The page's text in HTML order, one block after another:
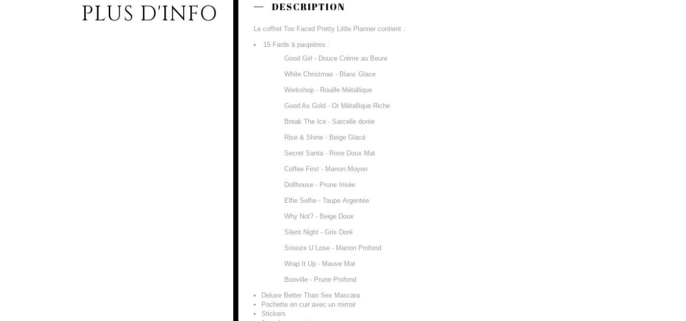
PLUS D'INFO DESCRIPTION
Le coffret Too Faced Pretty Little Planner contient :
15 Fards à paupières :
Good Girl - Douce Crème au Beure
White Christmas - Blanc Glace
Werkshop - Rouille Métallique
Good As Gold - Or Métallique Riche
Break The Ice - Sarcelle dorée
Rise & Shine - Beige Glacé
Secret Santa - Rose Doux Mat
Coffee First - Marron Moyen
Dollhouse - Prune Irisée
Elfie Selfie - Taupe Argentée
Why Not? - Beige Doux
Silent Night - Gris Doré
Snooze U Lose - Marron Profond
Wrap It Up - Mauve Mat
Booville - Prune Profond
Deluxe Better Than Sex Mascara
Pochette en cuir avec un mirroir
Stickers